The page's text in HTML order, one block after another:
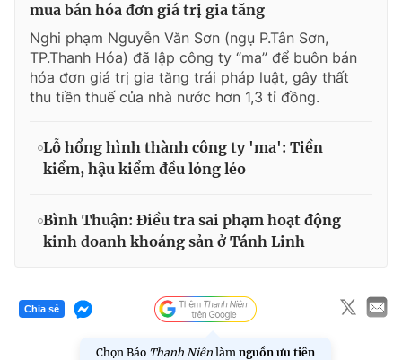
mua bán hóa đơn giá trị gia tăng
Nghi phạm Nguyễn Văn Sơn (ngụ P.Tân Sơn,
TP.Thanh Hóa) đã lập công ty “ma” để buôn bán
hóa đơn giá trị gia tăng trái pháp luật, gây thất
thu tiền thuế của nhà nước hơn 1,3 tỉ đồng.
Lỗ hổng hình thành công ty 'ma': Tiền
kiểm, hậu kiểm đều lỏng lẻo
Bình Thuận: Điều tra sai phạm hoạt động
kinh doanh khoáng sản ở Tánh Linh
Chia sẻ
Chọn Báo Thanh Niên làm nguồn ưu tiên